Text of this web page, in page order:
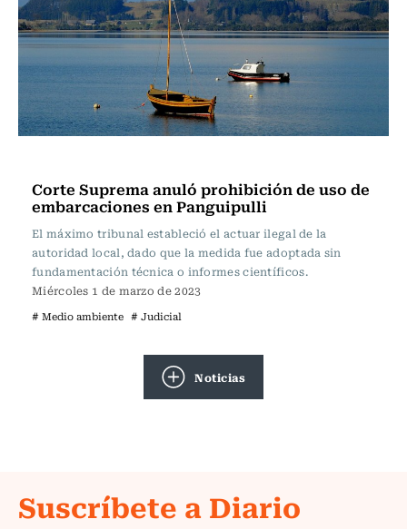
Corte Suprema anuló prohibición de uso de
embarcaciones en Panguipulli
El máximo tribunal estableció el actuar ilegal de la
autoridad local, dado que la medida fue adoptada sin
fundamentación técnica o informes científicos.
Miércoles 1 de marzo de 2023
# Medio ambiente # Judicial
Noticias